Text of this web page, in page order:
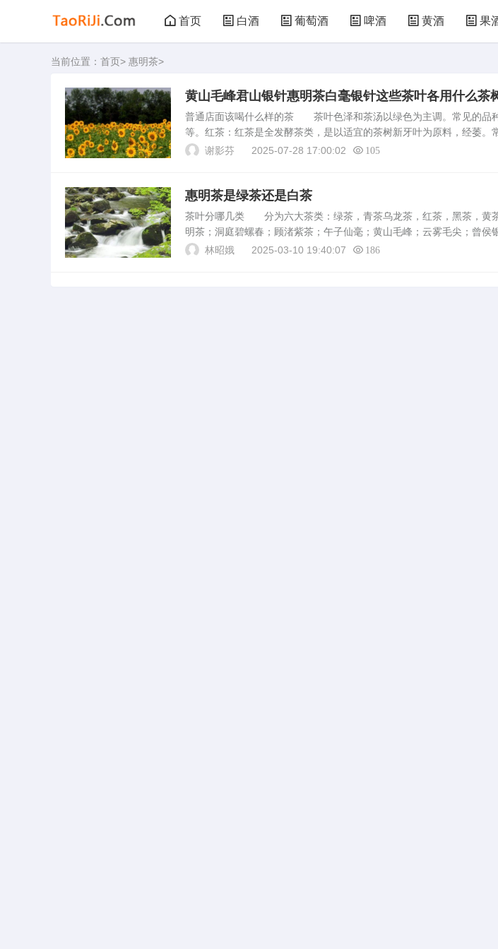
首页 白酒 葡萄酒 啤酒 黄酒 果
当前位置： 首页> 惠明茶>
黄山毛峰君山银针惠明茶白毫银针这些茶叶各用什么茶
普通店面该喝什么样的茶 茶叶色泽和茶汤以绿色为主调。常见的品
等。红茶：红茶是全发酵茶类，是以适宜的茶树新牙叶为原料，经萎。
等。黄茶：黄茶是轻发酵茶类，其制作与绿茶有相似之处，不过在干燥
谢影芬 2025-07-28 17:00:02 105
惠明茶是绿茶还是白茶
茶叶分哪几类 分为六大茶类：绿茶，青茶乌龙茶，红茶，黑茶，黄
明茶；洞庭碧螺春；顾渚紫茶；午子仙毫；黄山毛峰；云雾毛尖；曾侯
茶；上饶白眉；径山茶；峨眉竹叶青；南安石亭绿；仰天雪绿；蒙顶茶
林昭娥 2025-03-10 19:40:07 186